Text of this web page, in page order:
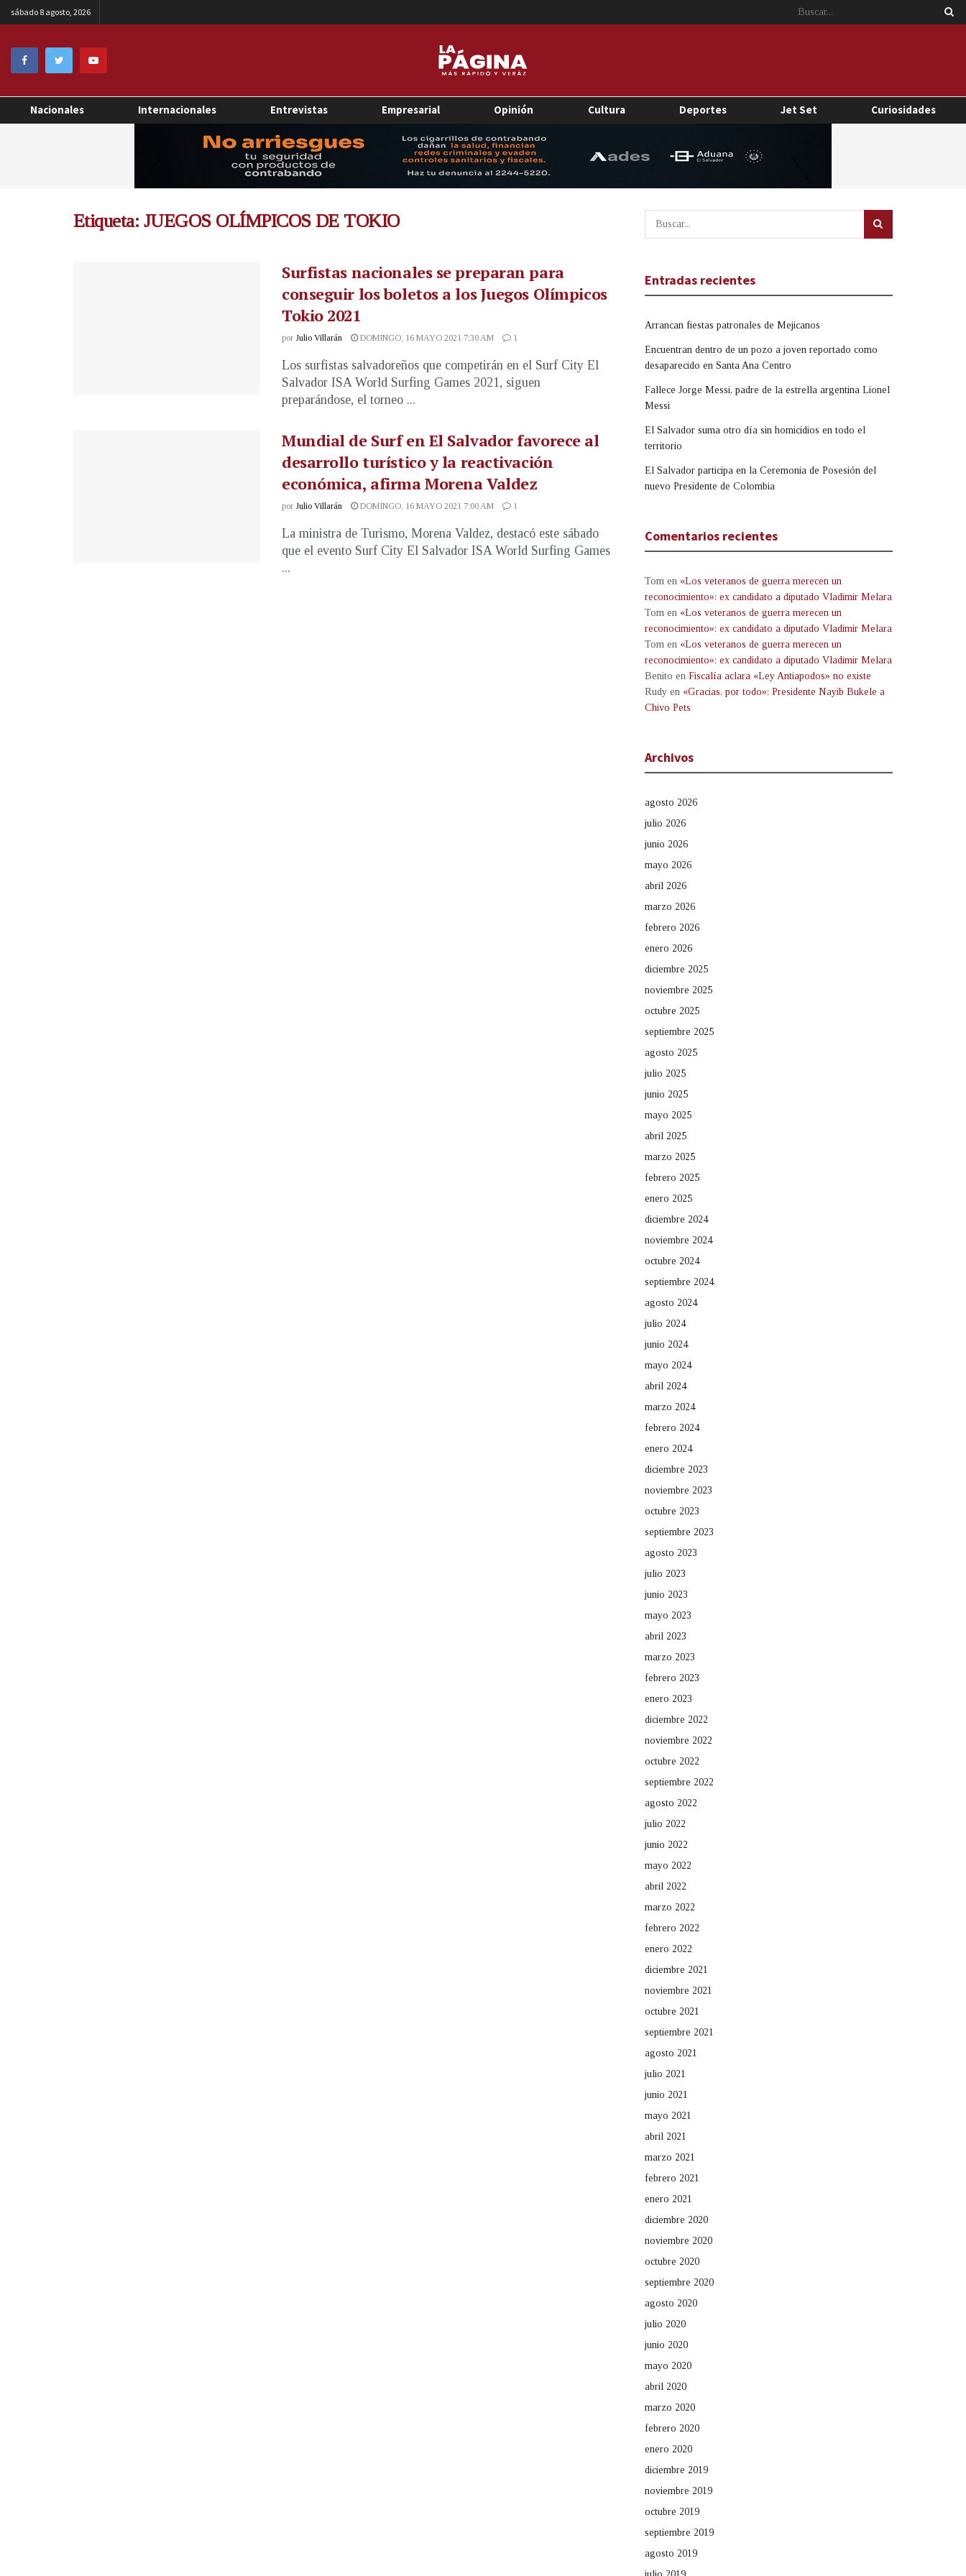
sábado 8 agosto, 2026
Nacionales Internacionales Entrevistas Empresarial Opinión Cultura Deportes Jet Set Curiosidades
Etiqueta: JUEGOS OLÍMPICOS DE TOKIO
Surfistas nacionales se preparan para
conseguir los boletos a los Juegos Olímpicos
Tokio 2021
por Julio Villarán DOMINGO, 16 MAYO 2021 7:30 AM 1
Los surfistas salvadoreños que competirán en el Surf City El
Salvador ISA World Surfing Games 2021, siguen
preparándose, el torneo ...
Mundial de Surf en El Salvador favorece al
desarrollo turístico y la reactivación
económica, afirma Morena Valdez
por Julio Villarán DOMINGO, 16 MAYO 2021 7:00 AM 1
La ministra de Turismo, Morena Valdez, destacó este sábado
que el evento Surf City El Salvador ISA World Surfing Games
...
Entradas recientes
Arrancan fiestas patronales de Mejicanos
Encuentran dentro de un pozo a joven reportado como
desaparecido en Santa Ana Centro
Fallece Jorge Messi, padre de la estrella argentina Lionel
Messi
El Salvador suma otro día sin homicidios en todo el
territorio
El Salvador participa en la Ceremonia de Posesión del
nuevo Presidente de Colombia
Comentarios recientes
Tom en «Los veteranos de guerra merecen un
reconocimiento»: ex candidato a diputado Vladimir Melara
Tom en «Los veteranos de guerra merecen un
reconocimiento»: ex candidato a diputado Vladimir Melara
Tom en «Los veteranos de guerra merecen un
reconocimiento»: ex candidato a diputado Vladimir Melara
Benito en Fiscalía aclara «Ley Antiapodos» no existe
Rudy en «Gracias, por todo»: Presidente Nayib Bukele a
Chivo Pets
Archivos
agosto 2026
julio 2026
junio 2026
mayo 2026
abril 2026
marzo 2026
febrero 2026
enero 2026
diciembre 2025
noviembre 2025
octubre 2025
septiembre 2025
agosto 2025
julio 2025
junio 2025
mayo 2025
abril 2025
marzo 2025
febrero 2025
enero 2025
diciembre 2024
noviembre 2024
octubre 2024
septiembre 2024
agosto 2024
julio 2024
junio 2024
mayo 2024
abril 2024
marzo 2024
febrero 2024
enero 2024
diciembre 2023
noviembre 2023
octubre 2023
septiembre 2023
agosto 2023
julio 2023
junio 2023
mayo 2023
abril 2023
marzo 2023
febrero 2023
enero 2023
diciembre 2022
noviembre 2022
octubre 2022
septiembre 2022
agosto 2022
julio 2022
junio 2022
mayo 2022
abril 2022
marzo 2022
febrero 2022
enero 2022
diciembre 2021
noviembre 2021
octubre 2021
septiembre 2021
agosto 2021
julio 2021
junio 2021
mayo 2021
abril 2021
marzo 2021
febrero 2021
enero 2021
diciembre 2020
noviembre 2020
octubre 2020
septiembre 2020
agosto 2020
julio 2020
junio 2020
mayo 2020
abril 2020
marzo 2020
febrero 2020
enero 2020
diciembre 2019
noviembre 2019
octubre 2019
septiembre 2019
agosto 2019